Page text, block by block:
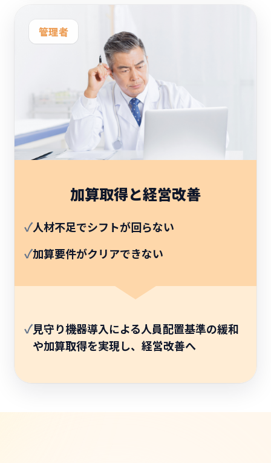
管理者
加算取得と経営改善
✓人材不足でシフトが回らない
✓加算要件がクリアできない
✓見守り機器導入による人員配置基準の緩和
や加算取得を実現し、経営改善へ